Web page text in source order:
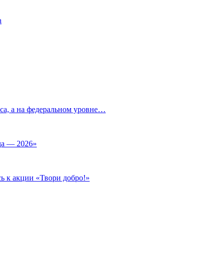
а на федеральном уровне…
— 2026»
к акции «Твори добро!»